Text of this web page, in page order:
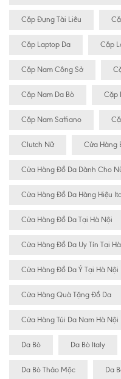
Cặp Đựng Tài Liêu
Cặp Laptop Da Cặp
Cặp Nam Công Sở
Cặp Nam Da Bò Cặp
Cặp Nam Saffiano
Clutch Nữ Cửa Hàng
Cửa Hàng Đồ Da Dành Cho
Cửa Hàng Đồ Da Hàng Hiệu
Cửa Hàng Đồ Da Tại Hà Nội
Cửa Hàng Đồ Da Uy Tín Tại
Cửa Hàng Đồ Da Ý Tại Hà Nội
Cửa Hàng Quà Tặng Đồ Da
Cửa Hàng Túi Da Nam Hà Nội
Da Bò Da Bò Italy
Da Bò Thảo Mộc Da